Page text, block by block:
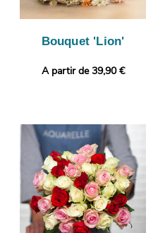
Bouquet 'Lion'
A partir de 39,90 €